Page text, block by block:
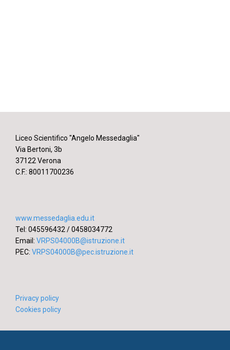
Liceo Scientifico "Angelo Messedaglia"
Via Bertoni, 3b
37122 Verona
C.F.: 80011700236
www.messedaglia.edu.it
Tel: 045596432 / 0458034772
Email: VRPS04000B@istruzione.it
PEC: VRPS04000B@pec.istruzione.it
Privacy policy
Cookies policy